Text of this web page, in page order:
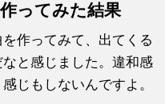
ってみた結果
作ってみて、出てくる
と感じました。違和感
じもしないんですよ。